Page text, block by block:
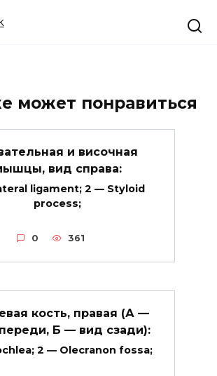
может понравиться
и височная
вид справа:
ligament; 2 — Styloid
process;
0 361
кость, правая (А —
Б — вид сзади):
2 — Olecranon fossa;